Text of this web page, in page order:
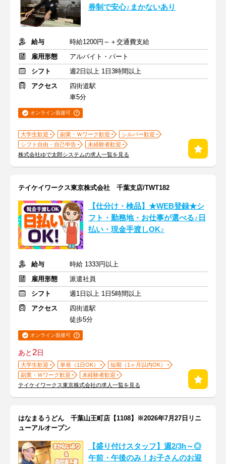
券制で安心♪まかないあり
給与
時給1200円～＋交通費支給
雇用形態
アルバイト・パート
シフト
週2日以上 1日3時間以上
アクセス
四街道駅
車5分
オンライン面接可
大学生歓迎 副業・Ｗワーク歓迎
シルバー歓迎
シフト自由・自己申告
未経験者歓迎
株式会社ゆで太郎システムの求人一覧を見る
テイケイワークス東京株式会社 千葉支店/TWT182
【仕分け・検品】★WEB登録★シ
フト・勤務地・お仕事が選べる♪日
払い・現金手渡しOK♪
給与
時給 1333円以上
雇用形態
派遣社員
シフト
週1日以上 1日5時間以上
アクセス
四街道駅
徒歩5分
オンライン面接可
あと2日
大学生歓迎 単発（1日OK）
短期（1ヶ月以内OK）
副業・Ｗワーク歓迎
未経験者歓迎
テイケイワークス東京株式会社の求人一覧を見る
はなまるうどん 千葉山王町店【1108】※2026年7月27日リニ
ューアルオープン
【盛り付けスタッフ】週2/3h～◎
午前・午後のみ！お子さんのお迎